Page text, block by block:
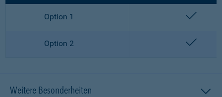
Option 1
Option 2
Weitere Besonderheiten